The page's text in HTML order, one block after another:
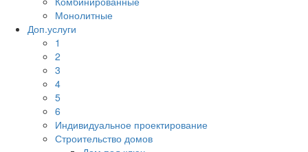
Монолитные
Доп.услуги
1
2
3
4
5
6
Индивидуальное проектирование
Строительство домов